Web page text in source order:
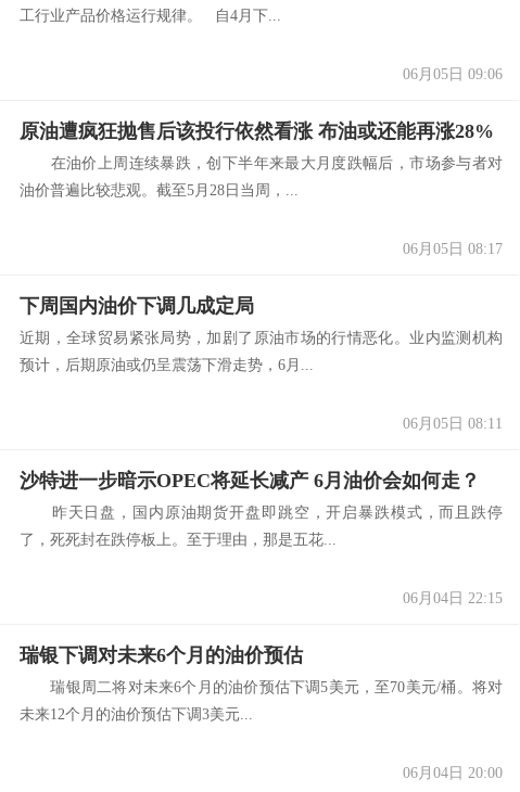
工行业产品价格运行规律。 自4月下...
06月05日 09:06
原油遭疯狂抛售后该投行依然看涨 布油或还能再涨28%
在油价上周连续暴跌，创下半年来最大月度跌幅后，市场参与者对
油价普遍比较悲观。截至5月28日当周，...
06月05日 08:17
下周国内油价下调几成定局
近期，全球贸易紧张局势，加剧了原油市场的行情恶化。业内监测机构
预计，后期原油或仍呈震荡下滑走势，6月...
06月05日 08:11
沙特进一步暗示OPEC将延长减产 6月油价会如何走？
昨天日盘，国内原油期货开盘即跳空，开启暴跌模式，而且跌停
了，死死封在跌停板上。至于理由，那是五花...
06月04日 22:15
瑞银下调对未来6个月的油价预估
瑞银周二将对未来6个月的油价预估下调5美元，至70美元/桶。将对
未来12个月的油价预估下调3美元...
06月04日 20:00